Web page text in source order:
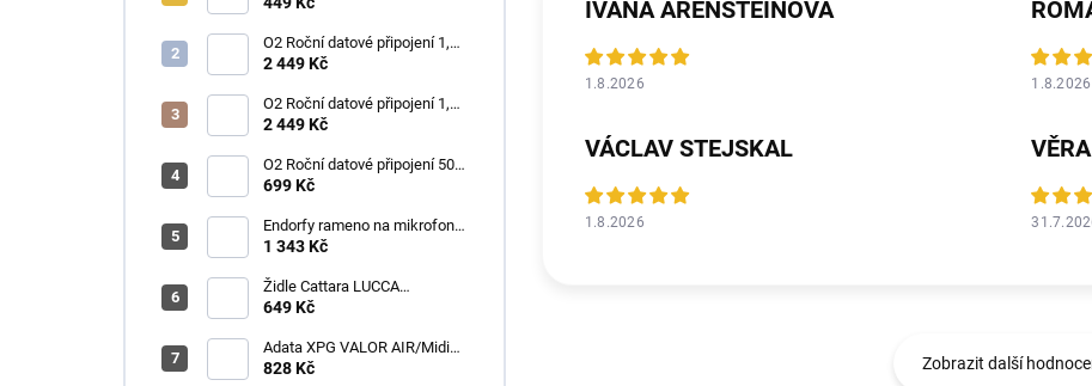
O2 Roční datové připojení 1,2
TB
2 449 Kč
O2 Roční datové připojení 1,2
TB
2 449 Kč
O2 Roční datové připojení 50
GB
699 Kč
Endorfy rameno na mikrofon
Broadcast Low Profile Boom
hlava / černý
1 343 Kč
Židle Cattara LUCCA
kempingová skládací modrá
649 Kč
Adata XPG VALOR AIR/Midi
Tower/Transpar./Černá
828 Kč
IVANA ARENSTEINOVA
1.8.2026 1.8.2026
VÁCLAV STEJSKAL
1.8.2026
Zobrazit další